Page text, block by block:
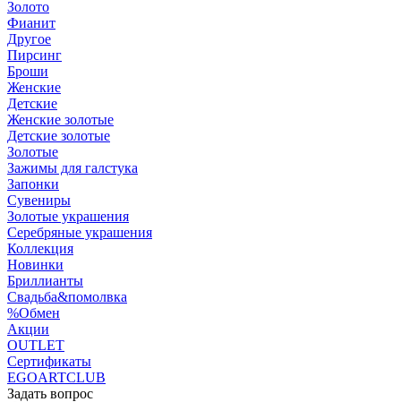
Золото
Фианит
Другое
Пирсинг
Броши
Женские
Детские
Женские золотые
Детские золотые
Золотые
Зажимы для галстука
Запонки
Сувениры
Золотые украшения
Серебряные украшения
Коллекция
Новинки
Бриллианты
Свадьба&помолвка
%Обмен
Акции
OUTLET
Сертификаты
EGOARTCLUB
Задать вопрос